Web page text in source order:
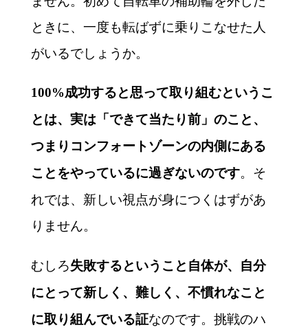
ときに、一度も転ばずに乗りこなせた人
がいるでしょうか。
100%成功すると思って取り組むというこ
とは、実は「できて当たり前」のこと、
つまりコンフォートゾーンの内側にある
ことをやっているに過ぎないのです。そ
れでは、新しい視点が身につくはずがあ
りません。
むしろ失敗するということ自体が、自分
にとって新しく、難しく、不慣れなこと
に取り組んでいる証なのです。挑戦のハ